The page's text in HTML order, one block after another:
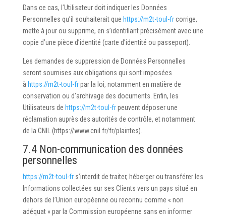
Dans ce cas, l’Utilisateur doit indiquer les Données
Personnelles qu’il souhaiterait que https://m2t-toul-fr corrige,
mette à jour ou supprime, en s’identifiant précisément avec une
copie d’une pièce d’identité (carte d’identité ou passeport).
Les demandes de suppression de Données Personnelles
seront soumises aux obligations qui sont imposées
à https://m2t-toul-fr par la loi, notamment en matière de
conservation ou d’archivage des documents. Enfin, les
Utilisateurs de https://m2t-toul-fr peuvent déposer une
réclamation auprès des autorités de contrôle, et notamment
de la CNIL (https://www.cnil.fr/fr/plaintes).
7.4 Non-communication des données
personnelles
https://m2t-toul-fr s’interdit de traiter, héberger ou transférer les
Informations collectées sur ses Clients vers un pays situé en
dehors de l’Union européenne ou reconnu comme « non
adéquat » par la Commission européenne sans en informer